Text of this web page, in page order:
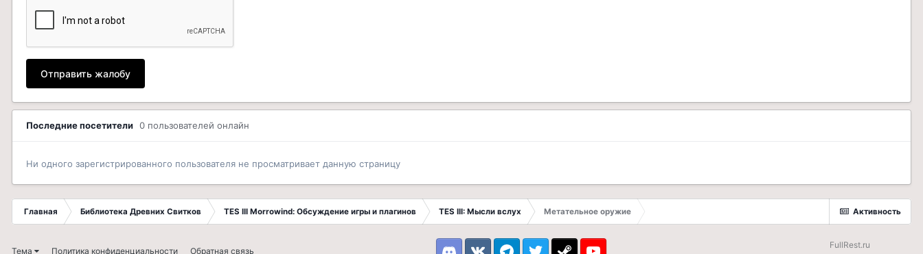
Отправить жалобу
Последние посетители 0 пользователей онлайн
Ни одного зарегистрированного пользователя не просматривает данную страницу
Активность
Главная Библиотека Древних Свитков TES III Morrowind: Обсуждение игры и плагинов TES III: Мысли вслух Метательное оружие
Тема Политика конфиденциальности Обратная связь
FullRest.ru